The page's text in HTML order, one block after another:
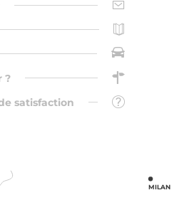
?
satisfaction
MILAN